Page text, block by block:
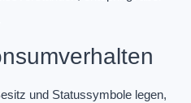
und Statussymbole legen,